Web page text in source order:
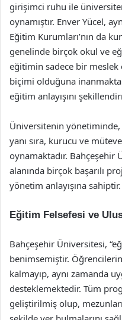
girişimci ruhu ile
oynamıştır. Enver Yücel,
Eğitim Kurumları’nın da
genelinde birçok okul ve
eğitimin sadece bir meslek
biçimi olduğuna
eğitim anlayışını
Üniversitenin
yanı sıra, kurucu ve
oynamaktadır. Bahçeşehir
alanında birçok başarılı
yönetim anlayışına sahiptir.
Eğitim Felsefesi ve
Bahçeşehir Üniversitesi,
benimsemiştir.
kalmayıp, aynı zamanda
desteklemektedir. Tüm
geliştirilmiş olup,